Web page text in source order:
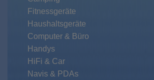
Fitnessgeräte
Haushaltsgeräte
Computer & Büro
Handys
HiFi & Car
Navis & PDAs